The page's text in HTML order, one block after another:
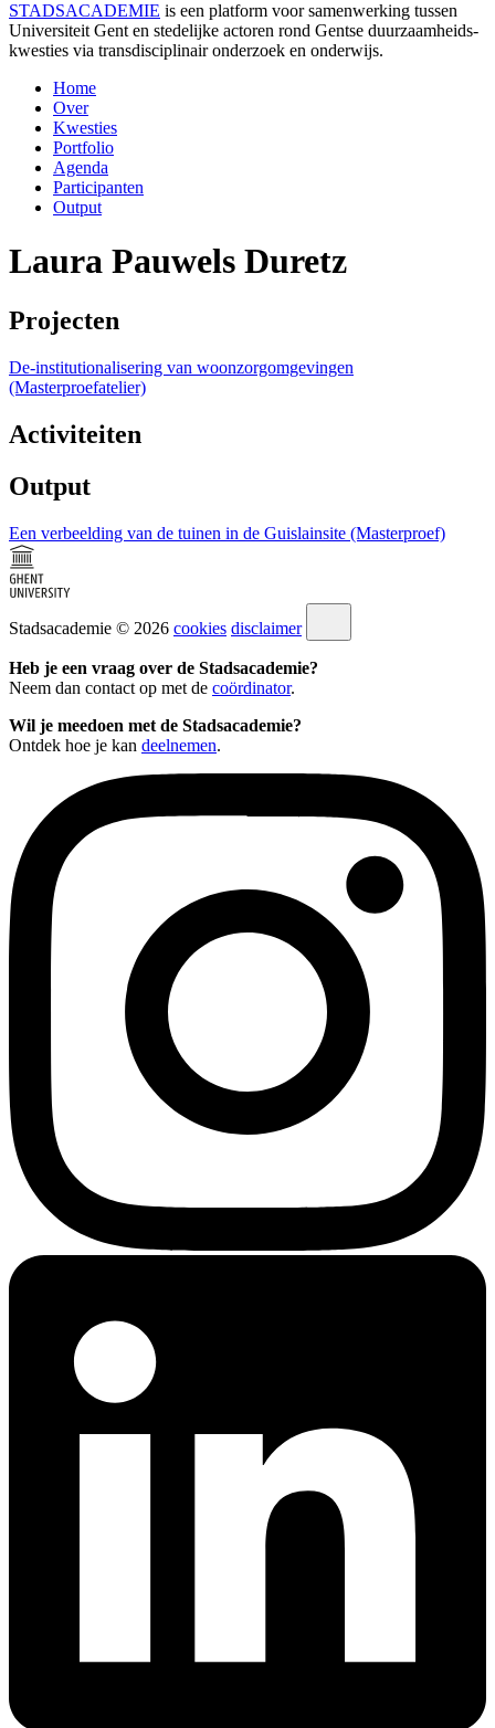
STADSACADEMIE is een platform voor samenwerking tussen
Universiteit Gent en stedelijke actoren rond Gentse duurzaamheids­
kwesties via transdisciplinair onderzoek en onderwijs.
Home
Over
Kwesties
Portfolio
Agenda
Participanten
Output
Laura Pauwels Duretz
Projecten
De-institutionalisering van woonzorgomgevingen
(Masterproefatelier)
Activiteiten
Output
Een verbeelding van de tuinen in de Guislainsite (Masterproef)
Stadsacademie © 2026 cookies disclaimer
Heb je een vraag over de Stadsacademie?
Neem dan contact op met de coördinator.
Wil je meedoen met de Stadsacademie?
Ontdek hoe je kan deelnemen.